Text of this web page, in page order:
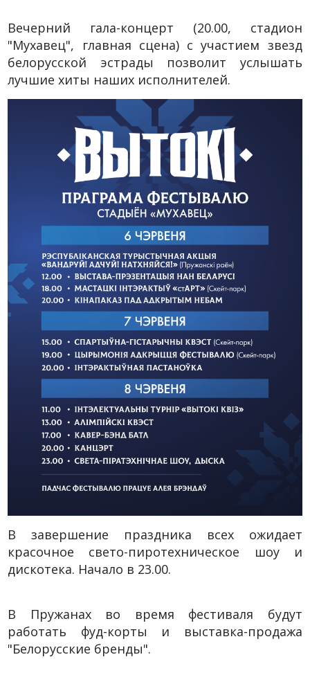
Вечерний гала-концерт (20.00, стадион
"Мухавец", главная сцена) с участием звезд
белорусской эстрады позволит услышать
лучшие хиты наших исполнителей.
В завершение праздника всех ожидает
красочное свето-пиротехническое шоу и
дискотека. Начало в 23.00.
В Пружанах во время фестиваля будут
работать фуд-корты и выставка-продажа
"Белорусские бренды".